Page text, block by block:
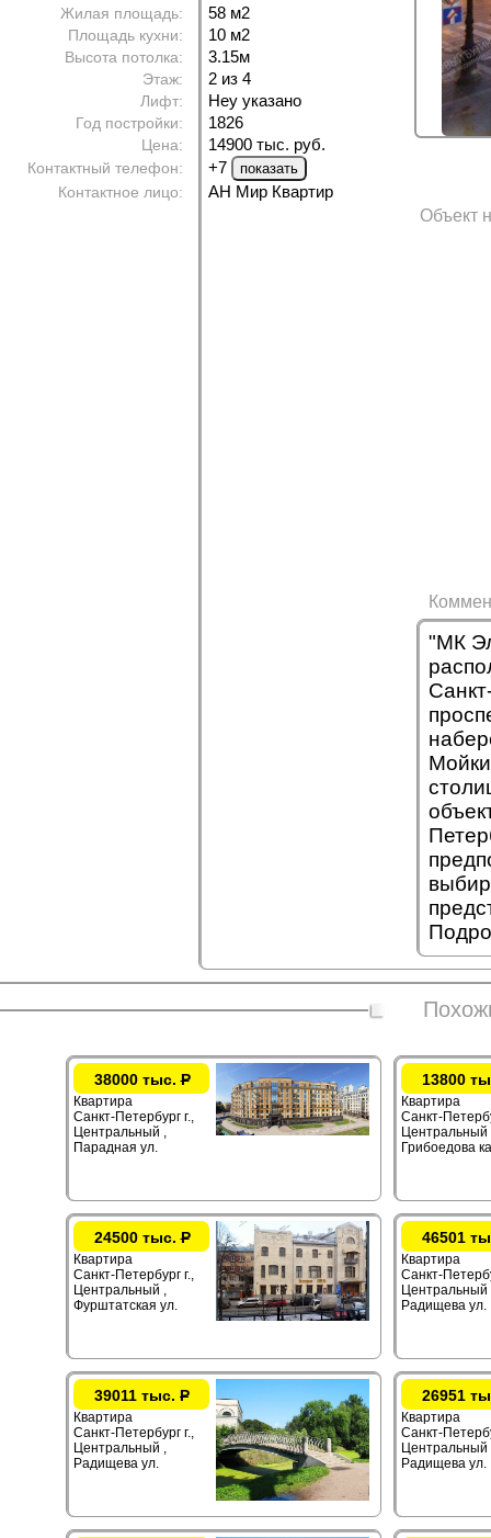
Жилая площадь: 58 м2
Площадь кухни: 10 м2
Высота потолка: 3.15м
Этаж: 2 из 4
Лифт: Неу указано
Год постройки: 1826
Цена: 14900 тыс. руб.
Контактный телефон: +7
Контактное лицо:
АН Мир Квартир
Объект
"МК
38000 тыс.Р
Квартира
Санкт-Петербург г.,
Центральный ,
Парадная ул.
13800
Квартира
Санкт-
Центральный
Грибоедова
24500 тыс.Р
Квартира
Санкт-Петербург г.,
Центральный ,
Фурштатская ул.
46501
Квартира
Санкт-
Центральный
Радищева ул.
39011 тыс. Р
Квартира
Санкт-Петербург г.,
Центральный ,
Радищева ул.
26951
Квартира
Санкт-
Центральный
Радищева ул.